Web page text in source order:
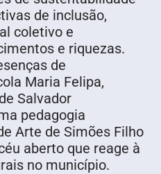
de inclusão,
coletivo e
e riquezas.
de
Maria Felipa,
Salvador
pedagogia
Arte de Simões Filho
aberto que reage à
no município.